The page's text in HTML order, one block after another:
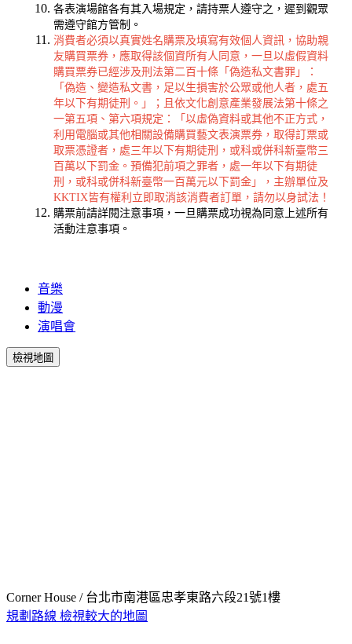
各表演場館各有其入場規定，請持票人遵守之，遲到觀眾
需遵守館方管制。
消費者必須以真實姓名購票及填寫有效個人資訊，協助親
友購買票券，應取得該個資所有人同意，一旦以虛假資料
購買票券已經涉及刑法第二百十條「偽造私文書罪」：
「偽造、變造私文書，足以生損害於公眾或他人者，處五
年以下有期徒刑。」；且依文化創意產業發展法第十條之
一第五項、第六項規定：「以虛偽資料或其他不正方式，
利用電腦或其他相關設備購買藝文表演票券，取得訂票或
取票憑證者，處三年以下有期徒刑，或科或併科新臺幣三
百萬以下罰金。預備犯前項之罪者，處一年以下有期徒
刑，或科或併科新臺幣一百萬元以下罰金」，主辦單位及
KKTIX皆有權利立即取消該消費者訂單，請勿以身試法！
購票前請詳閱注意事項，一旦購票成功視為同意上述所有
活動注意事項。
音樂
動漫
演唱會
檢視地圖
Corner House / 台北市南港區忠孝東路六段21號1樓
規劃路線 檢視較大的地圖